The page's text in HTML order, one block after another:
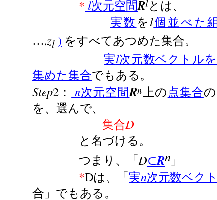
* l次元空間Rlとは、
実数 を l個並べた
…,zl ) をすべてあつめた集合。
実l次元数ベクトル
集めた集合でもある。
Step2 ： n次元空間Rn 上の 点集合
を、選んで、
集合D
と名づける。
つまり、「 D⊂Rn 」
*Dは、「実n次元数ベク
合」でもある。